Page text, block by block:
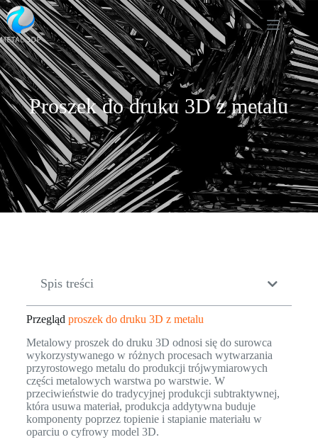
Proszek do druku 3D z metalu
Spis treści
Przegląd proszek do druku 3D z metalu
Metalowy proszek do druku 3D odnosi się do surowca
wykorzystywanego w różnych procesach wytwarzania
przyrostowego metalu do produkcji trójwymiarowych
części metalowych warstwa po warstwie. W
przeciwieństwie do tradycyjnej produkcji subtraktywnej,
która usuwa materiał, produkcja addytywna buduje
komponenty poprzez topienie i stapianie materiału w
oparciu o cyfrowy model 3D.